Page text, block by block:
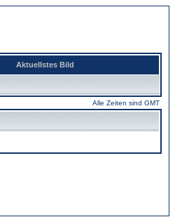
Aktuellstes Bild
Alle Zeiten sind GMT